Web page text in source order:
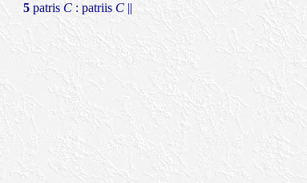
5 patris C : patriis C ||